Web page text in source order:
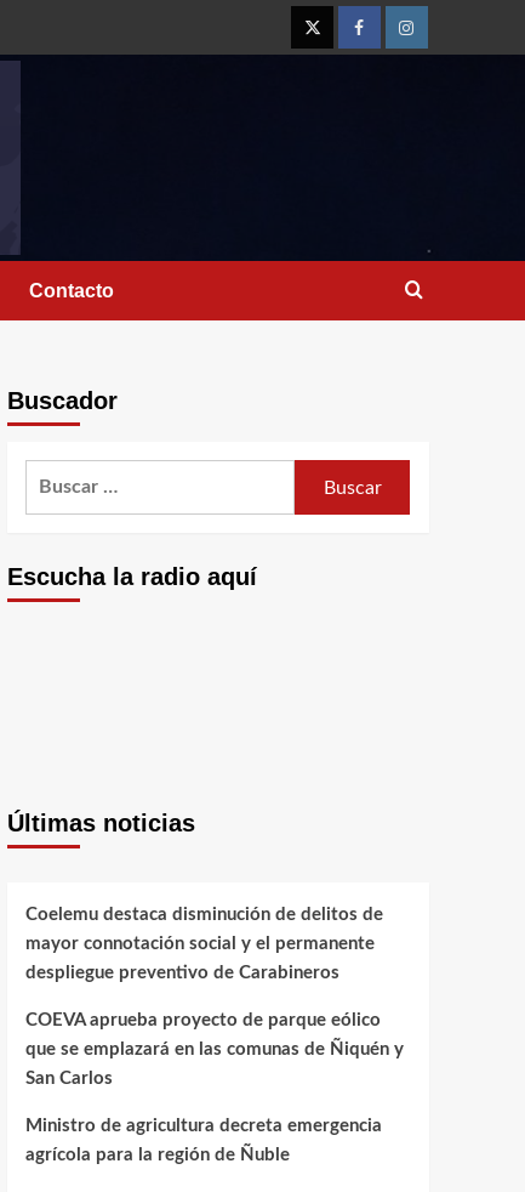
Contacto
Buscador
Escucha la radio aquí
Últimas noticias
Coelemu destaca disminución de delitos de
mayor connotación social y el permanente
despliegue preventivo de Carabineros
COEVA aprueba proyecto de parque eólico
que se emplazará en las comunas de Ñiquén y
San Carlos
Ministro de agricultura decreta emergencia
agrícola para la región de Ñuble